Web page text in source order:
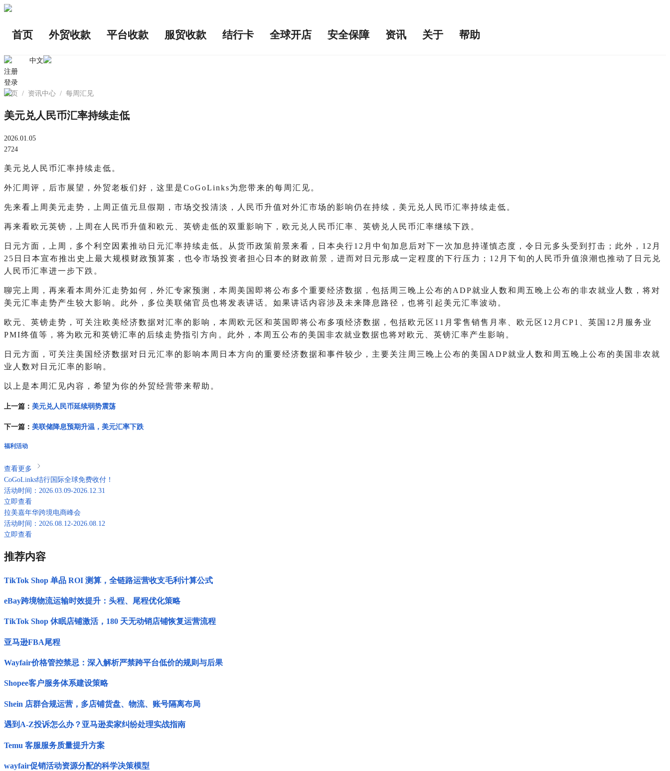
首页 外贸收款 平台收款 服贸收款 结行卡 全球开店 安全保障 资讯 关于 帮助
中文
注册
登录
首页
/ 资讯中心 / 每周汇见
美元兑人民币汇率持续走低
2026.01.05
2724
美元兑人民币汇率持续走低。
外汇周评，后市展望，外贸老板们好，这里是CoGoLinks为您带来的每周汇见。
先来看上周美元走势，上周正值元旦假期，市场交投清淡，人民币升值对外汇市场的影响仍在持续，美元兑人民币汇率持续走低。
再来看欧元英镑，上周在人民币升值和欧元、英镑走低的双重影响下，欧元兑人民币汇率、英镑兑人民币汇率继续下跌。
日元方面，上周，多个利空因素推动日元汇率持续走低。从货币政策前景来看，日本央行12月中旬加息后对下一次加息持谨慎态度，令日元多头受到打击；此外，12月
25日日本宣布推出史上最大规模财政预算案，也令市场投资者担心日本的财政前景，进而对日元形成一定程度的下行压力；12月下旬的人民币升值浪潮也推动了日元兑
人民币汇率进一步下跌。
聊完上周，再来看本周外汇走势如何，外汇专家预测，本周美国即将公布多个重要经济数据，包括周三晚上公布的ADP就业人数和周五晚上公布的非农就业人数，将对
美元汇率走势产生较大影响。此外，多位美联储官员也将发表讲话。如果讲话内容涉及未来降息路径，也将引起美元汇率波动。
欧元、英镑走势，可关注欧美经济数据对汇率的影响，本周欧元区和英国即将公布多项经济数据，包括欧元区11月零售销售月率、欧元区12月CP1、英国12月服务业
PMI终值等，将为欧元和英镑汇率的后续走势指引方向。此外，本周五公布的美国非农就业数据也将对欧元、英镑汇率产生影响。
日元方面，可关注美国经济数据对日元汇率的影响本周日本方向的重要经济数据和事件较少，主要关注周三晚上公布的美国ADP就业人数和周五晚上公布的美国非农就
业人数对日元汇率的影响。
以上是本周汇见内容，希望为你的外贸经营带来帮助。
上一篇： 美元兑人民币延续弱势震荡
下一篇： 美联储降息预期升温，美元汇率下跌
福利活动
查看更多
CoGoLinks结行国际全球免费收付！
活动时间：2026.03.09-2026.12.31
立即查看
拉美嘉年华跨境电商峰会
活动时间：2026.08.12-2026.08.12
立即查看
推荐内容
TikTok Shop 单品 ROI 测算，全链路运营收支毛利计算公式
eBay跨境物流运输时效提升：头程、尾程优化策略
TikTok Shop 休眠店铺激活，180 天无动销店铺恢复运营流程
亚马逊FBA尾程
Wayfair价格管控禁忌：深入解析严禁跨平台低价的规则与后果
Shopee客户服务体系建设策略
Shein 店群合规运营，多店铺货盘、物流、账号隔离布局
遇到A-Z投诉怎么办？亚马逊卖家纠纷处理实战指南
Temu 客服服务质量提升方案
wayfair促销活动资源分配的科学决策模型